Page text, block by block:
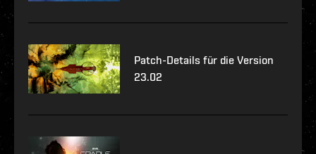
Patch-Details für die Version
23.02